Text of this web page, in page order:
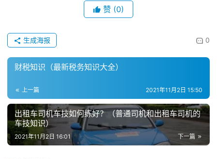
赞 (0)
0
生成海报
财税知识（最新税务知识大全）
上一篇 2021年11月2日 15:50
出租车司机车技如何练好？（普通司机和出租车司机的
车技知识）
下一篇
2021年11月2日 16:01